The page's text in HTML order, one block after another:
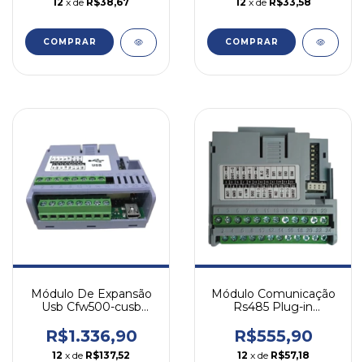
COMPRAR COMPRAR
Módulo De Expansão
Usb Cfw500-cusb
R$1.336,90
12 x de R$137,52
Módulo Comunicação
Rs485 Plug-in
Weg
R$555,90
12 x de R$57,18